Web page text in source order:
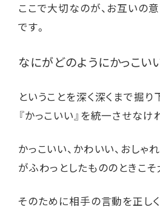
ここで大切なのが、お互いの
です。
なにがどのようにかっこい
ということを深く深くまで掘り
『かっこいい』を統一させなけ
かっこいい、かわいい、おしゃ
がふわっとしたもののときこそ
そのために相手の言動を正し